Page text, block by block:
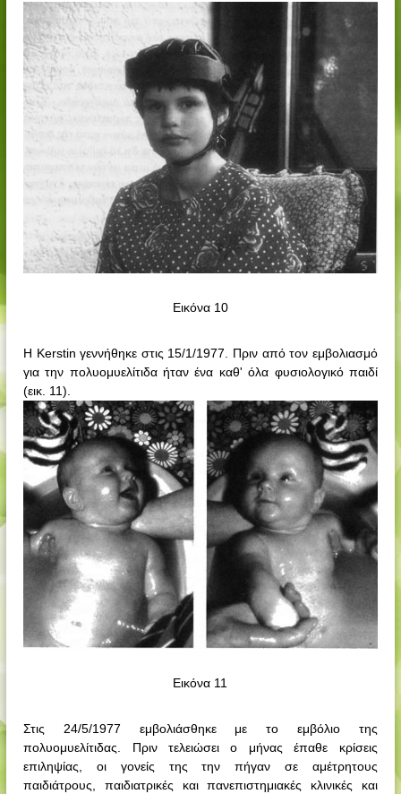
Εικόνα 10
Η Kerstin γεννήθηκε στις 15/1/1977. Πριν από τον εμβολιασμό
για την πολυομυελίτιδα ήταν ένα καθ' όλα φυσιολογικό παιδί
(εικ. 11).
Εικόνα 11
Στις 24/5/1977 εμβολιάσθηκε με το εμβόλιο της
πολυομυελίτιδας. Πριν τελειώσει ο μήνας έπαθε κρίσεις
επιληψίας, οι γονείς της την πήγαν σε αμέτρητους
παιδιάτρους, παιδιατρικές και πανεπιστημιακές κλινικές και